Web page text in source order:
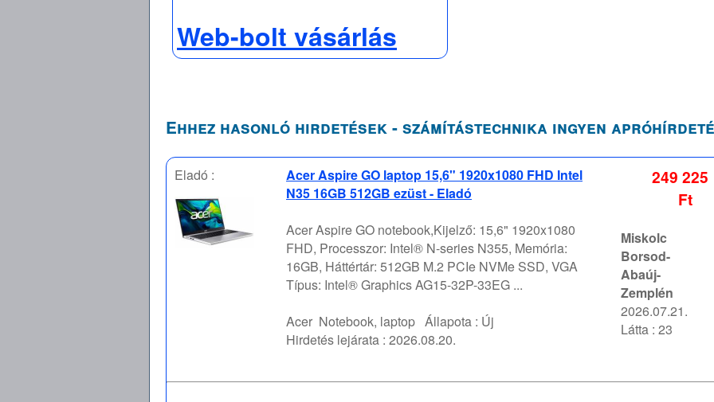
Web-bolt vásárlás
Ehhez hasonló hirdetések - számítástechnika ingyen
Eladó :
Acer Aspire GO laptop 15,6" 1920x1080 FHD Intel
N35 16GB 512GB ezüst - Eladó
Acer Aspire GO notebook,Kijelző: 15,6" 1920x1080
FHD, Processzor: Intel® N-series N355, Memória:
16GB, Háttértár: 512GB M.2 PCIe NVMe SSD, VGA
Típus: Intel® Graphics AG15-32P-33EG ...
Acer Notebook, laptop Állapota : Új
Hirdetés lejárata : 2026.08.20.
249 225
Ft
Miskolc
Borsod-
Abaúj-
Zemplén
2026.07.21.
Látta : 23